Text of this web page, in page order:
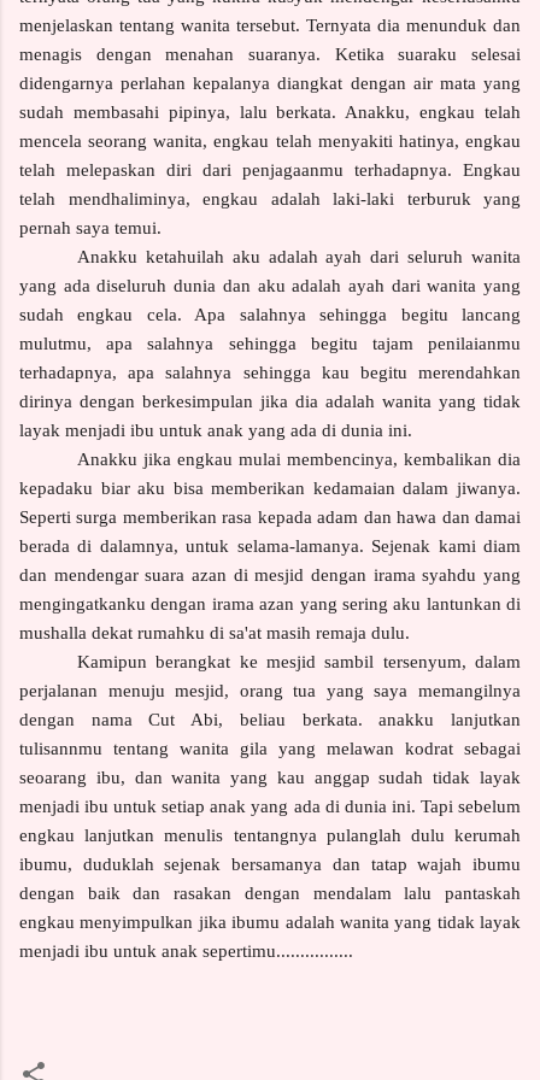
menjelaskan tentang wanita tersebut. Ternyata dia menunduk dan
menagis dengan menahan suaranya. Ketika suaraku selesai
didengarnya perlahan kepalanya diangkat dengan air mata yang
sudah membasahi pipinya, lalu berkata. Anakku, engkau telah
mencela seorang wanita, engkau telah menyakiti hatinya, engkau
telah melepaskan diri dari penjagaanmu terhadapnya. Engkau
telah mendhaliminya, engkau adalah laki-laki terburuk yang
pernah saya temui.
Anakku ketahuilah aku adalah ayah dari seluruh wanita
yang ada diseluruh dunia dan aku adalah ayah dari wanita yang
sudah engkau cela. Apa salahnya sehingga begitu lancang
mulutmu, apa salahnya sehingga begitu tajam penilaianmu
terhadapnya, apa salahnya sehingga kau begitu merendahkan
dirinya dengan berkesimpulan jika dia adalah wanita yang tidak
layak menjadi ibu untuk anak yang ada di dunia ini.
Anakku jika engkau mulai membencinya, kembalikan dia
kepadaku biar aku bisa memberikan kedamaian dalam jiwanya.
Seperti surga memberikan rasa kepada adam dan hawa dan damai
berada di dalamnya, untuk selama-lamanya. Sejenak kami diam
dan mendengar suara azan di mesjid dengan irama syahdu yang
mengingatkanku dengan irama azan yang sering aku lantunkan di
mushalla dekat rumahku di sa'at masih remaja dulu.
Kamipun berangkat ke mesjid sambil tersenyum, dalam
perjalanan menuju mesjid, orang tua yang saya memangilnya
dengan nama Cut Abi, beliau berkata. anakku lanjutkan
tulisannmu tentang wanita gila yang melawan kodrat sebagai
seoarang ibu, dan wanita yang kau anggap sudah tidak layak
menjadi ibu untuk setiap anak yang ada di dunia ini. Tapi sebelum
engkau lanjutkan menulis tentangnya pulanglah dulu kerumah
ibumu, duduklah sejenak bersamanya dan tatap wajah ibumu
dengan baik dan rasakan dengan mendalam lalu pantaskah
engkau menyimpulkan jika ibumu adalah wanita yang tidak layak
menjadi ibu untuk anak sepertimu................